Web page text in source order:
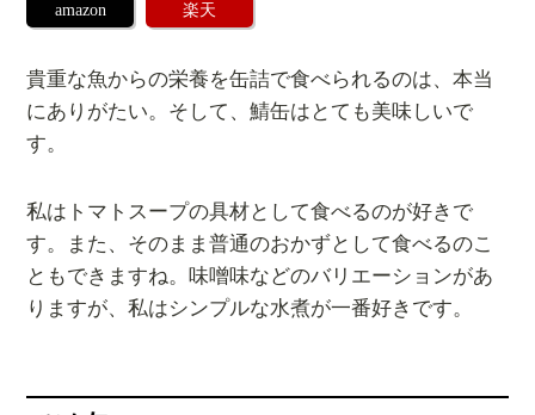
amazon 楽天
貴重な魚からの栄養を缶詰で食べられるのは、本当
にありがたい。そして、鯖缶はとても美味しいで
す。
私はトマトスープの具材として食べるのが好きで
す。また、そのまま普通のおかずとして食べるのこ
ともできますね。味噌味などのバリエーションがあ
りますが、私はシンプルな水煮が一番好きです。